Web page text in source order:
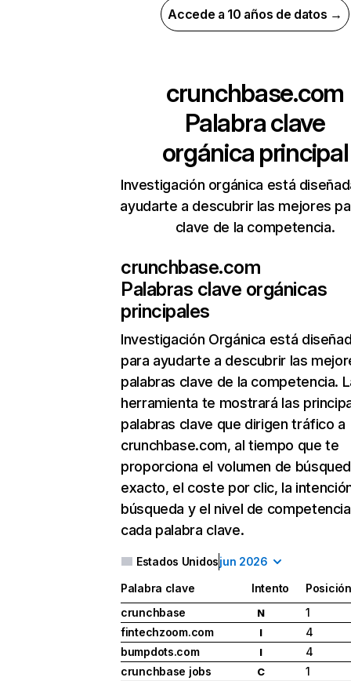
Accede a 10 años de datos →
crunchbase.com
Palabra clave
orgánica principal
Investigación orgánica está
ayudarte a descubrir las mejores
clave de la competencia.
crunchbase.com
Palabras clave orgánicas
principales
Investigación Orgánica está
para ayudarte a descubrir las
palabras clave de la competencia.
herramienta te mostrará las
palabras clave que dirigen tráfico a
crunchbase.com, al tiempo que te
proporciona el volumen de
exacto, el coste por clic, la
búsqueda y el nivel de
cada palabra clave.
Estados Unidosjun 2026
Palabra clave Intento
Posición
crunchbase
N
1
fintechzoom.com
I
4
bumpdots.com
I
4
crunchbase jobs
C
1